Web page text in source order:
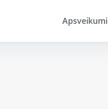
Apsveikumi